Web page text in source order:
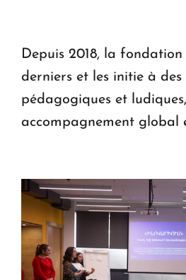
Depuis 2018, la
derniers et les initie à des
pédagogiques et
accompagnement global